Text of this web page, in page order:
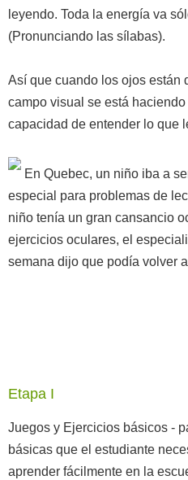
leyendo. Toda la energía va
(Pronunciando las sílabas).
Así que cuando los ojos están
campo visual se está
capacidad de entender lo que
En Quebec, un niño iba a
especial para problemas de
niño tenía un gran cansancio
ejercicios oculares, el
semana dijo que podía volver
Etapa I
Juegos y Ejercicios básicos -
básicas que el estudiante
aprender fácilmente en la